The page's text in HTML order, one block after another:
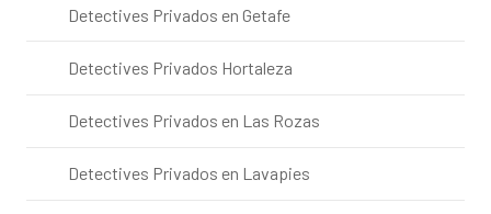
Detectives Privados en Getafe
Detectives Privados Hortaleza
Detectives Privados en Las Rozas
Detectives Privados en Lavapies